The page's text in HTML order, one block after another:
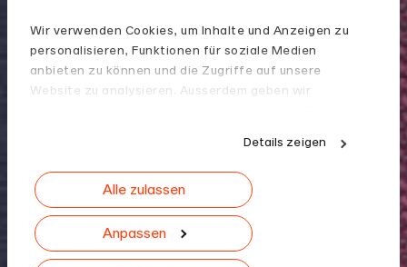
Wir verwenden Cookies, um Inhalte und Anzeigen zu
personalisieren, Funktionen für soziale Medien
anbieten zu können und die Zugriffe auf unsere
Website zu analysieren. Ausserdem geben wir
Analysen weiter. Unsere Partner führen diese
Informationen möglicherweise mit weiteren Daten
zusammen, die Sie ihnen bereitgestellt haben oder
die sie im Rahmen Ihrer Nutzung der Dienste
gesammelt haben.
Details zeigen
Alle zulassen
Anpassen